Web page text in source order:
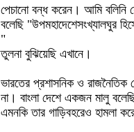
পেচানো বন্ধ করেন। আমি বলিনি
বলেছি "উপমহাদেশেসংখ্যালঘুর
"
তুলনা বুঝিয়েছি এখানে।
ভারতের প্রশাসনিক ও
না। বাংলা দেশে একজন মালু
এমনকি তার গাড়িবহরেও হামলা